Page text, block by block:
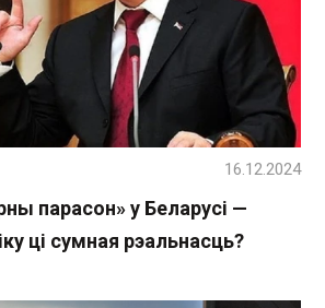
парасон» у Беларусі —
ці сумная рэальнасць?
16.12.2024